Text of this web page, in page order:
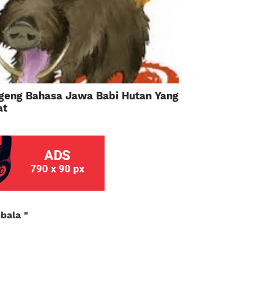
Bahasa Jawa Babi Hutan Yang
"